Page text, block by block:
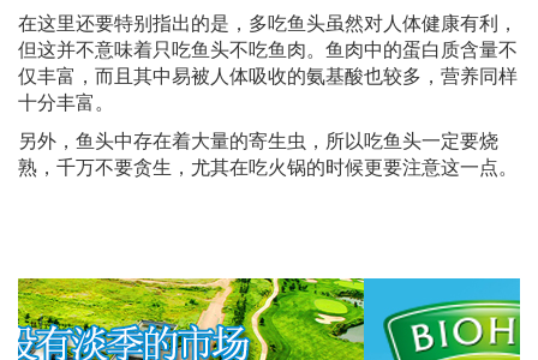
在这里还要特别指出的是，多吃鱼头虽然对人体健康有利，
但这并不意味着只吃鱼头不吃鱼肉。鱼肉中的蛋白质含量不
仅丰富，而且其中易被人体吸收的氨基酸也较多，营养同样
十分丰富。
另外，鱼头中存在着大量的寄生虫，所以吃鱼头一定要烧
熟，千万不要贪生，尤其在吃火锅的时候更要注意这一点。